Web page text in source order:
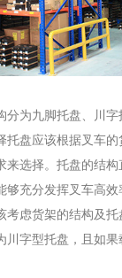
为九脚托盘、川字
托盘应该根据叉车
来选择。托盘的结
够充分发挥叉车高
考虑货架的结构及
川字型托盘，且如